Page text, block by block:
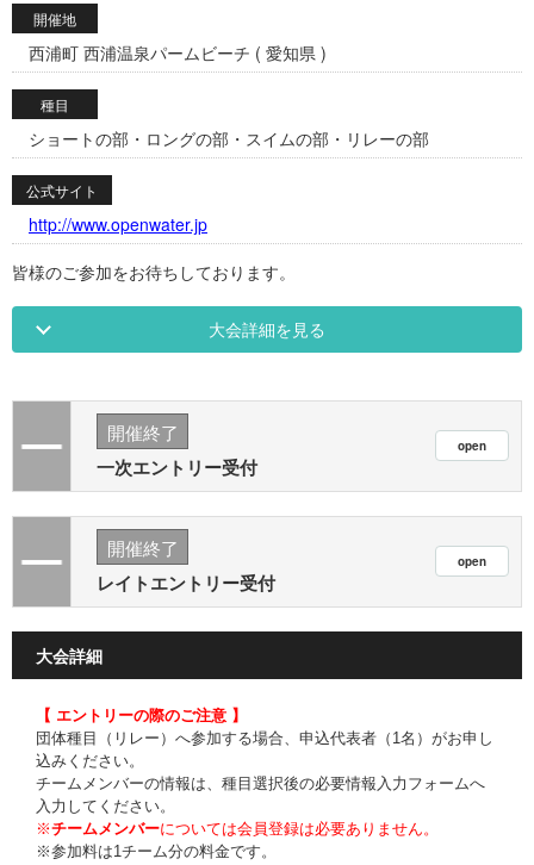
開催地
西浦町 西浦温泉パームビーチ ( 愛知県 )
種目
ショートの部・ロングの部・スイムの部・リレーの部
公式サイト
http://www.openwater.jp
皆様のご参加をお待ちしております。
大会詳細を見る
開催終了
一次エントリー受付
開催終了
レイトエントリー受付
大会詳細
【 エントリーの際のご注意 】
団体種目（リレー）へ参加する場合、申込代表者（1名）がお申し
込みください。
チームメンバーの情報は、種目選択後の必要情報入力フォームへ
入力してください。
※チームメンバーについては会員登録は必要ありません。
※参加料は1チーム分の料金です。